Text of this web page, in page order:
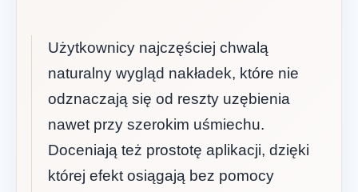
Użytkownicy najczęściej chwalą
naturalny wygląd nakładek, które nie
odznaczają się od reszty uzębienia
nawet przy szerokim uśmiechu.
Doceniają też prostotę aplikacji, dzięki
której efekt osiągają bez pomocy